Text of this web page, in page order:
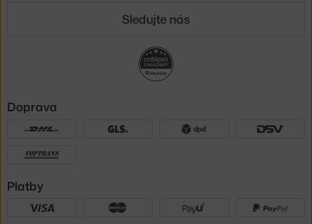
Sledujte nás
Doprava
Platby